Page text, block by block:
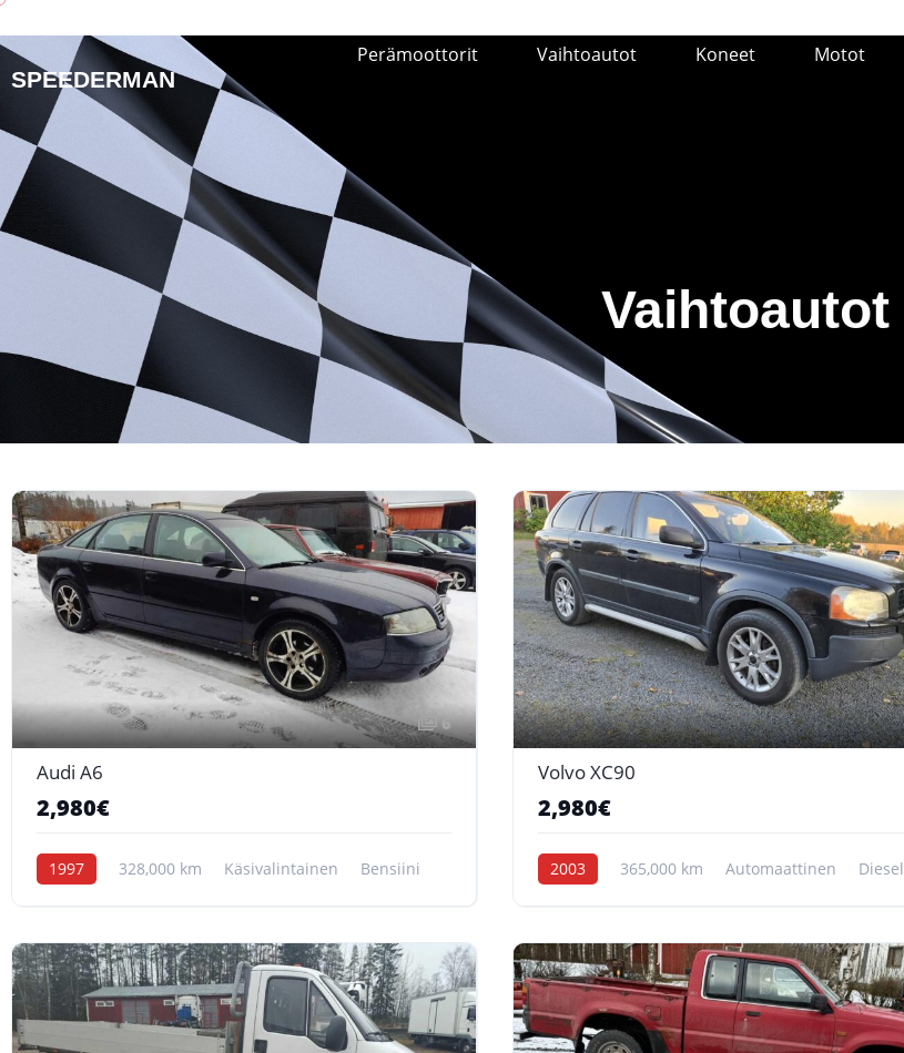
SPEEDERMAN
Perämoottorit Vaihtoautot Koneet Motot
Vaihtoautot
6
Audi A6
2,980€
1997 328,000 km Käsivalintainen Bensiini
Volvo XC90
2,980€
2003 365,000 km Automaattinen Diesel